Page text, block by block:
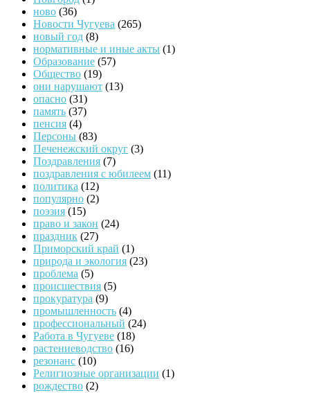
ново (36)
Новости Чугуева (265)
новый год (8)
нормативные и иные акты (1)
Образование (57)
Общество (19)
они нарушают (13)
опасно (31)
память (37)
пенсия (4)
Персоны (83)
Печенежский округ (3)
Поздравления (7)
поздравления с юбилеем (11)
политика (12)
популярно (2)
поэзия (15)
право и закон (24)
праздник (27)
Приморский край (1)
природа и экология (23)
проблема (5)
происшествия (5)
прокуратура (9)
промышленность (4)
профессиональный (24)
Работа в Чугуеве (18)
растениеводство (16)
резонанс (10)
Религиозные организации (1)
рождество (2)